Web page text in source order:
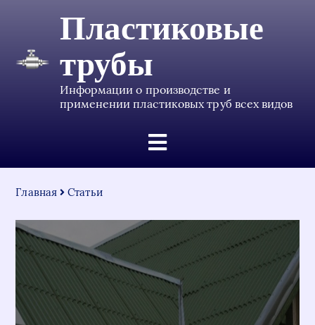
Пластиковые
трубы
Информации о производстве и
применении пластиковых труб всех видов
Главная Статьи